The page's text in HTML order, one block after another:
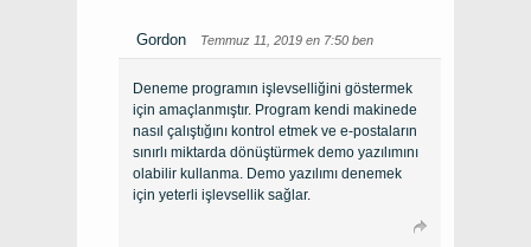
Gordon Temmuz 11, 2019 en 7:50 ben
Deneme programın işlevselliğini göstermek
için amaçlanmıştır. Program kendi makinede
nasıl çalıştığını kontrol etmek ve e-postaların
sınırlı miktarda dönüştürmek demo yazılımını
olabilir kullanma. Demo yazılımı denemek
için yeterli işlevsellik sağlar.